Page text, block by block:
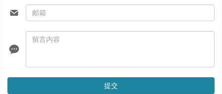
提交